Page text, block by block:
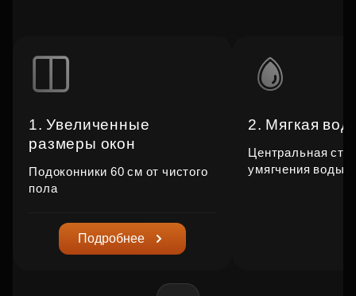
1. Увеличенные
размеры окон
Подоконники 60 см от чистого
пола
Подробнее
2. Мягкая
Центральная
умягчения воды